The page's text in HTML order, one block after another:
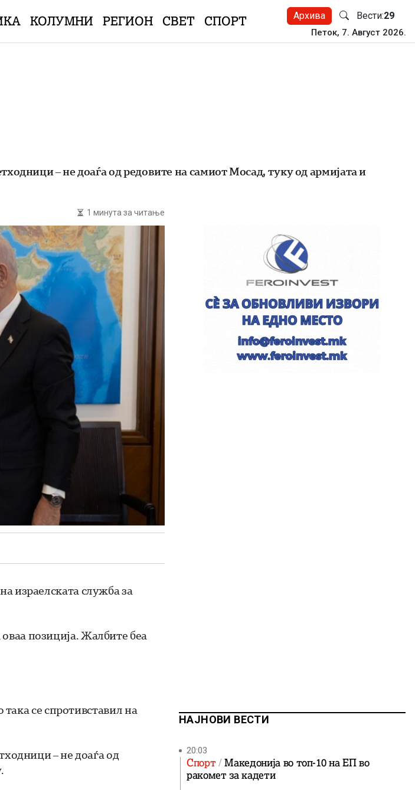
КОЛУМНИ РЕГИОН СВЕТ СПОРТ Архива Вести:29
Петок, 7. Август 2026.
– не доаѓа од редовите на самиот Мосад, туку од армијата и
1 минута за читање
израелската служба за
позиција. Жалбите беа
се спротивставил на
– не доаѓа од
НАЈНОВИ ВЕСТИ
20:03
Спорт
Македонија во топ-10 на ЕП во
ракомет за кадети